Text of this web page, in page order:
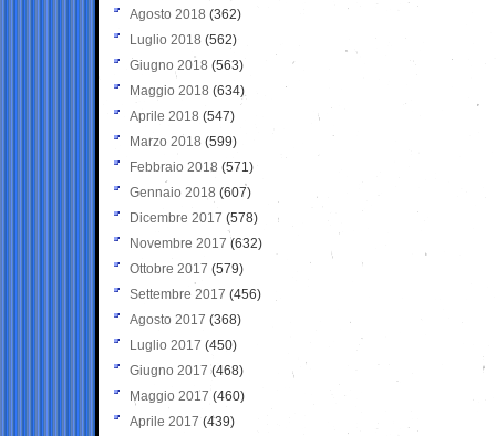
Agosto 2018 (362)
Luglio 2018 (562)
Giugno 2018 (563)
Maggio 2018 (634)
Aprile 2018 (547)
Marzo 2018 (599)
Febbraio 2018 (571)
Gennaio 2018 (607)
Dicembre 2017 (578)
Novembre 2017 (632)
Ottobre 2017 (579)
Settembre 2017 (456)
Agosto 2017 (368)
Luglio 2017 (450)
Giugno 2017 (468)
Maggio 2017 (460)
Aprile 2017 (439)